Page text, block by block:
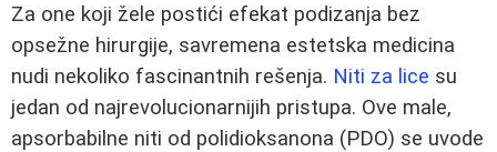
Za one koji žele postići efekat podizanja bez
opsežne hirurgije, savremena estetska medicina
nudi nekoliko fascinantnih rešenja. Niti za lice su
jedan od najrevolucionarnijih pristupa. Ove male,
apsorbabilne niti od polidioksanona (PDO) se uvode